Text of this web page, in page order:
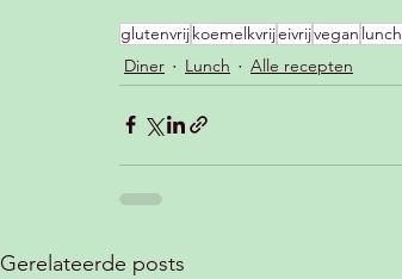
glutenvrijkoemelkvrijeivrijvegan lunch
Diner
Lunch Alle recepten
Gerelateerde posts